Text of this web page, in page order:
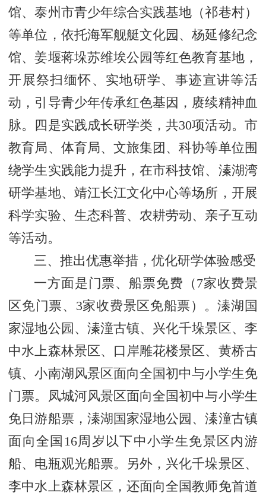
馆、泰州市青少年综合实践基地（祁巷村）
等单位，依托海军舰艇文化园、杨延修纪念
馆、姜堰蒋垛苏维埃公园等红色教育基地，
开展祭扫缅怀、实地研学、事迹宣讲等活
动，引导青少年传承红色基因，赓续精神血
脉。四是实践成长研学类，共30项活动。市
教育局、体育局、文旅集团、科协等单位围
绕学生实践能力提升，在市科技馆、溱湖湾
研学基地、靖江长江文化中心等场所，开展
科学实验、生态科普、农耕劳动、亲子互动
等活动。
三、推出优惠举措，优化研学体验感受
一方面是门票、船票免费（7家收费景
区免门票、3家收费景区免船票）。溱湖国
家湿地公园、溱潼古镇、兴化千垛景区、李
中水上森林景区、口岸雕花楼景区、黄桥古
镇、小南湖风景区面向全国初中与小学生免
门票。凤城河风景区面向全国初中与小学生
免日游船票，溱湖国家湿地公园、溱潼古镇
面向全国16周岁以下中小学生免景区内游
船、电瓶观光船票。另外，兴化千垛景区、
李中水上森林景区，还面向全国教师免首道